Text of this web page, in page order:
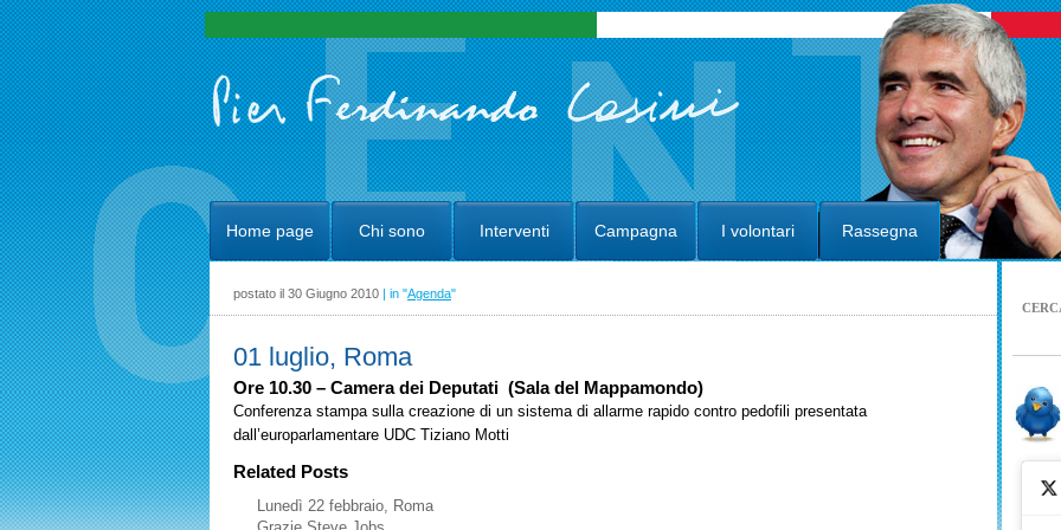
Home page Chi sono Interventi Campagna I volontari Rassegna
postato il 30 Giugno 2010 | in "Agenda"
01 luglio, Roma
Ore 10.30 – Camera dei Deputati (Sala del Mappamondo)
Conferenza stampa sulla creazione di un sistema di allarme rapido contro pedofili presentata
dall’europarlamentare UDC Tiziano Motti
Related Posts
Lunedì 22 febbraio, Roma